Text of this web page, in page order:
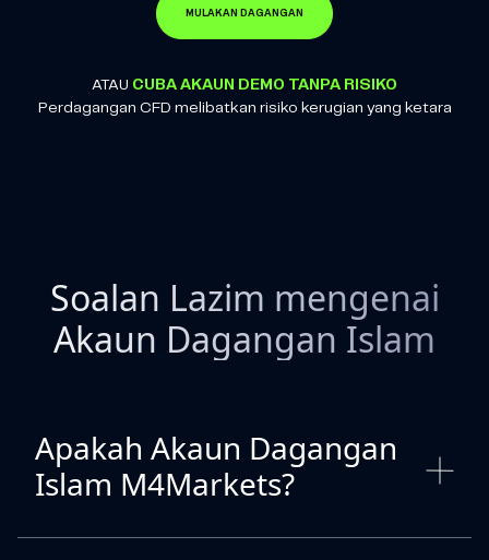
MULAKAN DAGANGAN
ATAU CUBA AKAUN DEMO TANPA RISIKO
Perdagangan CFD melibatkan risiko kerugian yang ketara
Soalan Lazim mengenai
Akaun Dagangan Islam
Apakah Akaun Dagangan
Islam M4Markets?